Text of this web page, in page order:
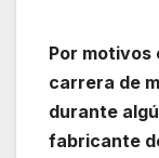
Por motivos
carrera de
durante
fabricante